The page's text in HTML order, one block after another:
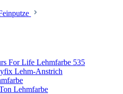
For Life Lehmfarbe 535
Lehm-Anstrich
Lehmfarbe